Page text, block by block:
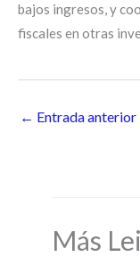
bajos ingresos, y
fiscales en otras
← Entrada anterior
Más